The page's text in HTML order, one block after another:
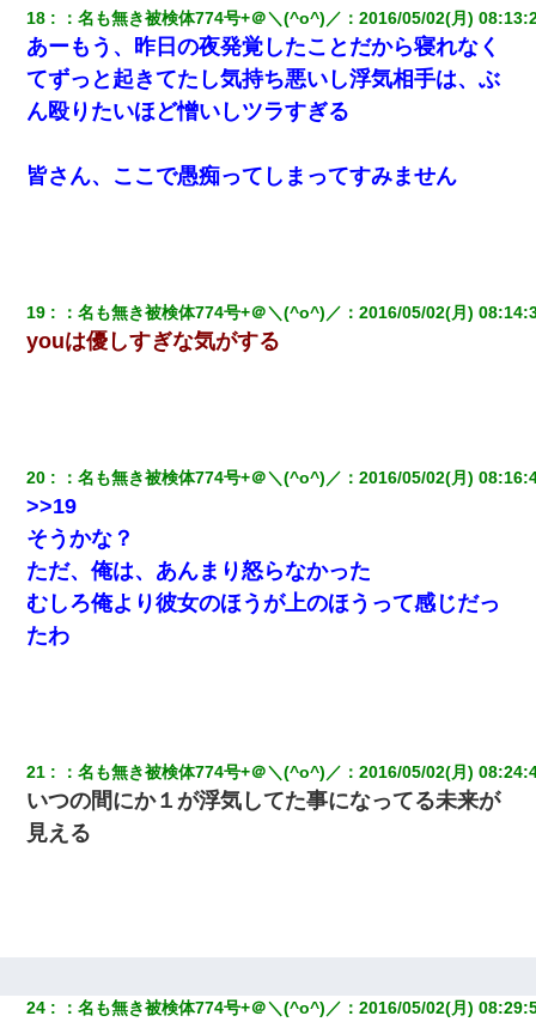
18 ：名も無き被検体774号+＠＼(^o^)／ ：2016/05/02(月)
あーもう、昨日の夜発覚したことだから寝れなく
てずっと起きてたし気持ち悪いし浮気相手は、ぶ
ん殴りたいほど憎いしツラすぎる
皆さん、ここで愚痴ってしまってすみません
19 ：名も無き被検体774号+＠＼(^o^)／ ：2016/05/02(月)
youは優しすぎな気がする
20 ：名も無き被検体774号+＠＼(^o^)／ ：2016/05/02(月)
>>19
そうかな？
ただ、俺は、あんまり怒らなかった
むしろ俺より彼女のほうが上のほうって感じだっ
たわ
21 ：名も無き被検体774号+＠＼(^o^)／ ：2016/05/02(月)
いつの間にか１が浮気してた事になってる未来が
見える
24 ：名も無き被検体774号+＠＼(^o^)／ ：2016/05/02(月)